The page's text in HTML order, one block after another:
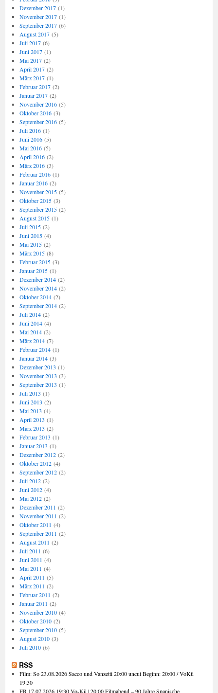
Dezember 2017(1)
November 2017(1)
September 2017(6)
August 2017(5)
Juli 2017(6)
Juni 2017(1)
Mai 2017(2)
April 2017(2)
März 2017(1)
Februar 2017(2)
Januar 2017(2)
November 2016(5)
Oktober 2016(3)
September 2016(5)
Juli 2016(1)
Juni 2016(5)
Mai 2016(5)
April 2016(2)
März 2016(3)
Februar 2016(1)
Januar 2016(2)
November 2015(5)
Oktober 2015(3)
September 2015(2)
August 2015(1)
Juli 2015(2)
Juni 2015(4)
Mai 2015(2)
März 2015(8)
Februar 2015(3)
Januar 2015(1)
Dezember 2014(2)
November 2014(2)
Oktober 2014(2)
September 2014(2)
Juli 2014(2)
Juni 2014(4)
Mai 2014(2)
März 2014(7)
Februar 2014(1)
Januar 2014(3)
Dezember 2013 (1)
November 2013 (3)
September 2013 (1)
Juli 2013 (1)
Juni 2013 (2)
Mai 2013 (4)
April 2013 (1)
März 2013 (2)
Februar 2013 (1)
Januar 2013 (1)
Dezember 2012(2)
Oktober 2012(4)
September 2012(2)
Juli 2012(2)
Juni 2012(4)
Mai 2012(2)
Dezember 2011 (2)
November 2011 (2)
Oktober 2011 (4)
September 2011 (2)
August 2011 (2)
Juli 2011 (6)
Juni 2011 (4)
Mai 2011 (4)
April 2011 (5)
März 2011 (2)
Februar 2011 (2)
Januar 2011 (2)
November 2010(4)
Oktober 2010(2)
September 2010(5)
August 2010(3)
Juli 2010(6)
RSS
Film: So 23.08.2026 Sacco und Vanzetti 20:00 uncut Beginn: 20:00 / VoKü
19:30
FR 17.07.2026 19:30 Vo-Kü | 20:00 Filmabend – 90 Jahre Spanische